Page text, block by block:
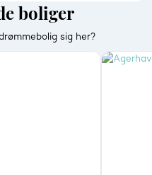
boliger
sig her?